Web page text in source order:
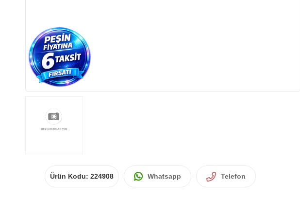
Ürün Kodu: 224908 Whatsapp Telefon